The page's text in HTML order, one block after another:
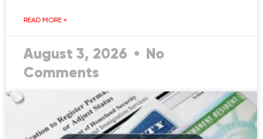
READ MORE »
August 3, 2026
No
Comments